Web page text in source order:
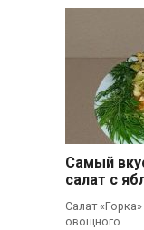
Самый
салат с
Салат
овощного